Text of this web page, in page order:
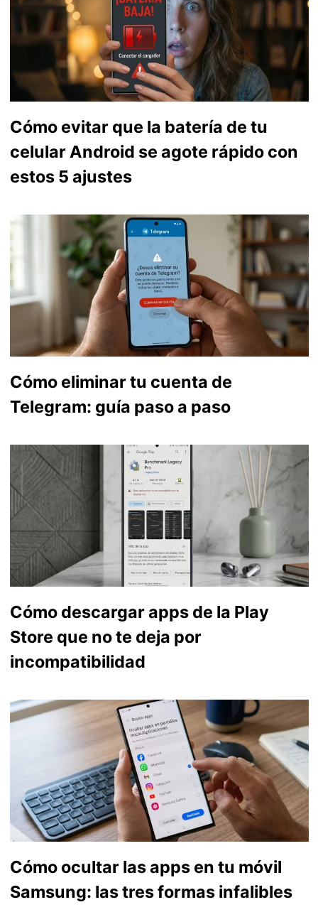
Cómo evitar que la batería de tu
celular Android se agote rápido con
estos 5 ajustes
Cómo eliminar tu cuenta de
Telegram: guía paso a paso
Cómo descargar apps de la Play
Store que no te deja por
incompatibilidad
Cómo ocultar las apps en tu móvil
Samsung: las tres formas infalibles